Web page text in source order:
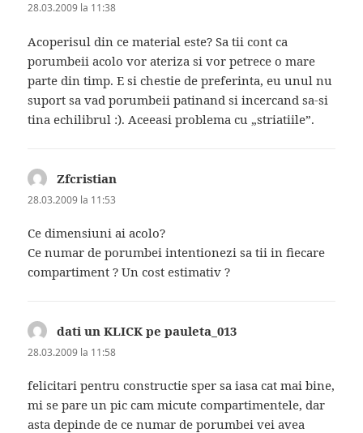
28.03.2009 la 11:38
Acoperisul din ce material este? Sa tii cont ca
porumbeii acolo vor ateriza si vor petrece o mare
parte din timp. E si chestie de preferinta, eu unul nu
suport sa vad porumbeii patinand si incercand sa-si
tina echilibrul :). Aceeasi problema cu „striatiile”.
Zfcristian
28.03.2009 la 11:53
Ce dimensiuni ai acolo?
Ce numar de porumbei intentionezi sa tii in fiecare
compartiment ? Un cost estimativ ?
dati un KLICK pe pauleta_013
28.03.2009 la 11:58
felicitari pentru constructie sper sa iasa cat mai bine,
mi se pare un pic cam micute compartimentele, dar
asta depinde de ce numar de porumbei vei avea